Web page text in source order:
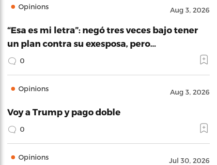
Opinions Aug 3, 2026
“Esa es mi letra”: negó tres veces bajo tener
un plan contra su exesposa, pero…
0
Opinions Aug 3, 2026
Voy a Trump y pago doble
0
Opinions Jul 30, 2026